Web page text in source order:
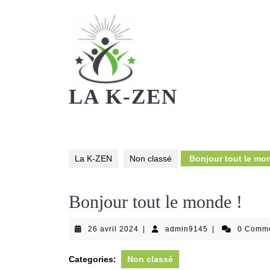
LA K-ZEN
La K-ZEN Non classé Bonjour tout le
Bonjour tout le monde !
26 avril 2024 26
2024
admin9145 admin9145
0
Categories: Non classé